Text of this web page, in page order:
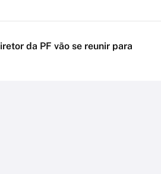
da PF vão se reunir para